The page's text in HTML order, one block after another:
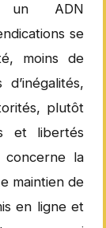
un ADN
se
moins de
plutôt
et libertés
concerne la
maintien de
en ligne et